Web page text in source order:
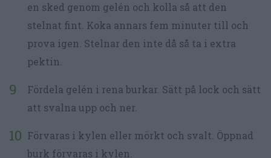
en sked genom gelén och kolla så att den
stelnat fint. Koka annars fem minuter till och
prova igen. Stelnar den inte då så ta i extra
pektin.
Fördela gelén i rena burkar. Sätt på lock och sätt
att svalna upp och ner.
Förvaras i kylen eller mörkt och svalt. Öppnad
burk förvaras i kylen.